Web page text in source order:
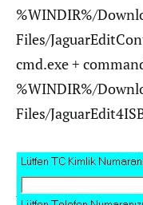
%WINDIR%/
Files/
cmd.exe +
%WINDIR%/
Files/